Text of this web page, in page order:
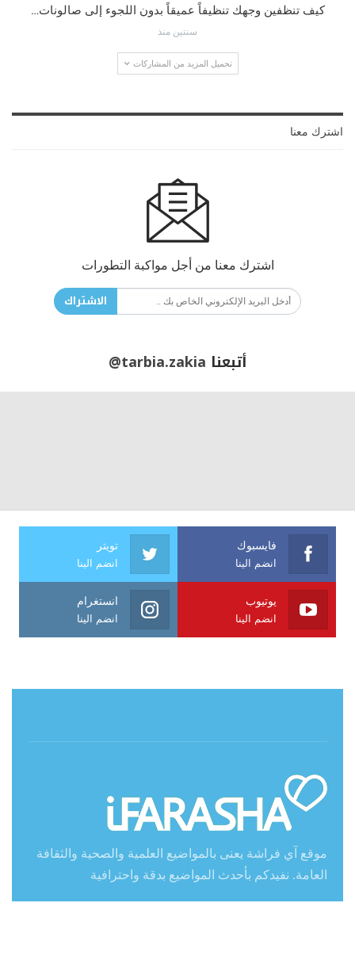
كيف تنظفين وجهك تنظيفاً عميقاً بدون اللجوء إلى صالونات…
سنتين منذ
تحميل المزيد من المشاركات
اشترك معنا
اشترك معنا من أجل مواكبة التطورات
الاشتراك
أتبعنا @tarbia.zakia
فايسبوك
انضم الينا
تويتر
انضم الينا
يوتيوب
انضم الينا
انستغرام
انضم الينا
موقع آي فراشة يعنى بالمواضيع العلمية والصحية والثقافة
العامة. نفيدكم بأحدث المواضيع بدقة واحترافية